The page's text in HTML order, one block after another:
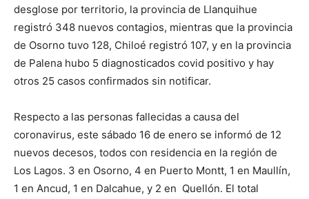
desglose por territorio, la provincia de Llanquihue
registró 348 nuevos contagios, mientras que la provincia
de Osorno tuvo 128, Chiloé registró 107, y en la provincia
de Palena hubo 5 diagnosticados covid positivo y hay
otros 25 casos confirmados sin notificar.
Respecto a las personas fallecidas a causa del
coronavirus, este sábado 16 de enero se informó de 12
nuevos decesos, todos con residencia en la región de
Los Lagos. 3 en Osorno, 4 en Puerto Montt, 1 en Maullín,
1 en Ancud, 1 en Dalcahue, y 2 en Quellón. El total